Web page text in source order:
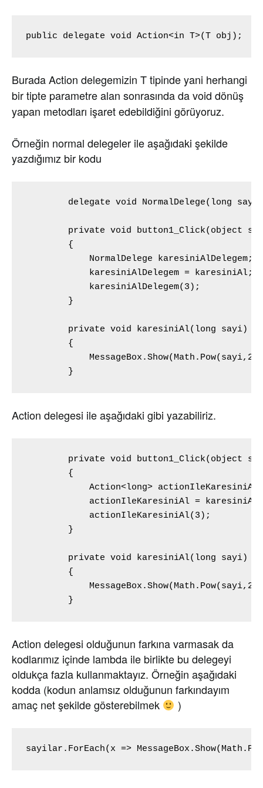
public delegate void Action<in T>(T obj);
Burada Action delegemizin T tipinde yani herhangi
bir tipte parametre alan sonrasında da void dönüş
yapan metodları işaret edebildiğini görüyoruz.
Örneğin normal delegeler ile aşağıdaki şekilde
yazdığımız bir kodu
delegate void NormalDelege(long
private void button1_Click(object
        {
            NormalDelege karesiniAlDelegem;
            karesiniAlDelegem = karesiniAl;
            karesiniAlDelegem(3);
        }
        private void karesiniAl(long sayi)
        {
        }
Action delegesi ile aşağıdaki gibi yazabiliriz.
private void button1_Click(object
        {
            Action<long> actionIleKaresiniAl;
            actionIleKaresiniAl = karesiniAl;
            actionIleKaresiniAl(3);
        }
        private void karesiniAl(long sayi)
        {
        }
Action delegesi olduğunun farkına varmasak da
kodlarımız içinde lambda ile birlikte bu delegeyi
oldukça fazla kullanmaktayız. Örneğin aşağıdaki
kodda (kodun anlamsız olduğunun farkındayım
amaç net şekilde gösterebilmek
)
sayilar.ForEach(x =>